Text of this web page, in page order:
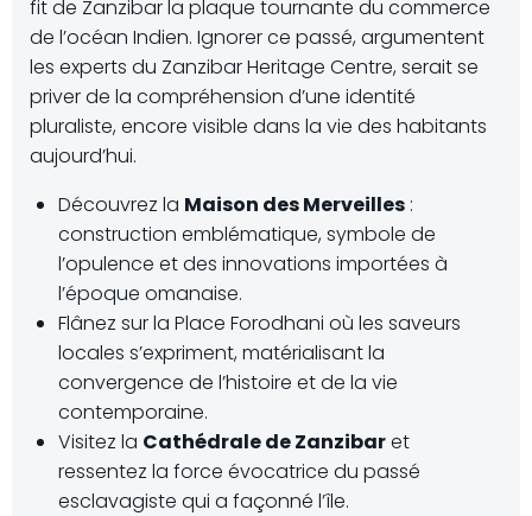
fit de Zanzibar la plaque tournante du commerce
de l’océan Indien. Ignorer ce passé, argumentent
les experts du Zanzibar Heritage Centre, serait se
priver de la compréhension d’une identité
pluraliste, encore visible dans la vie des habitants
aujourd’hui.
Découvrez la Maison des Merveilles :
construction emblématique, symbole de
l’opulence et des innovations importées à
l’époque omanaise.
Flânez sur la Place Forodhani où les saveurs
locales s’expriment, matérialisant la
convergence de l’histoire et de la vie
contemporaine.
Visitez la Cathédrale de Zanzibaret
ressentez la force évocatrice du passé
esclavagiste qui a façonné l’île.